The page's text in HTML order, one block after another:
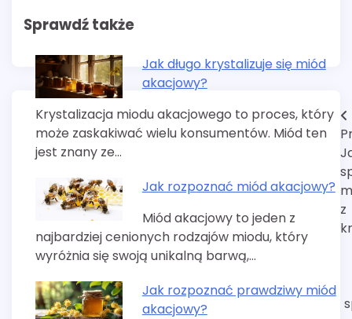
Sprawdź także
Jak długo krystalizuje się miód
akacjowy?
Krystalizacja miodu akacjowego to proces, który
może zaskakiwać wielu konsumentów. Miód ten
jest znany ze…
Jak rozpoznać miód akacjowy?
Miód akacjowy to jeden z
najbardziej cenionych rodzajów miodu, który
wyróżnia się swoją unikalną barwą,…
Jak rozpoznać prawdziwy miód
akacjowy?
Nawigacja
wpisu
z